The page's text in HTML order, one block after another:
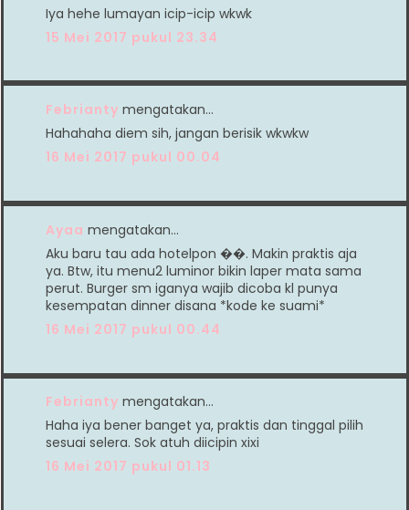
Iya hehe lumayan icip-icip wkwk
15 Mei 2017 pukul 23.34
Febrianty mengatakan…
Hahahaha diem sih, jangan berisik wkwkw
16 Mei 2017 pukul 00.04
Ayaa mengatakan…
Aku baru tau ada hotelpon ��. Makin praktis aja
ya. Btw, itu menu2 luminor bikin laper mata sama
perut. Burger sm iganya wajib dicoba kl punya
kesempatan dinner disana *kode ke suami*
16 Mei 2017 pukul 00.44
Febrianty mengatakan…
Haha iya bener banget ya, praktis dan tinggal pilih
sesuai selera. Sok atuh diicipin xixi
16 Mei 2017 pukul 01.13